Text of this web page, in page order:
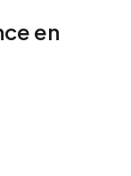
en